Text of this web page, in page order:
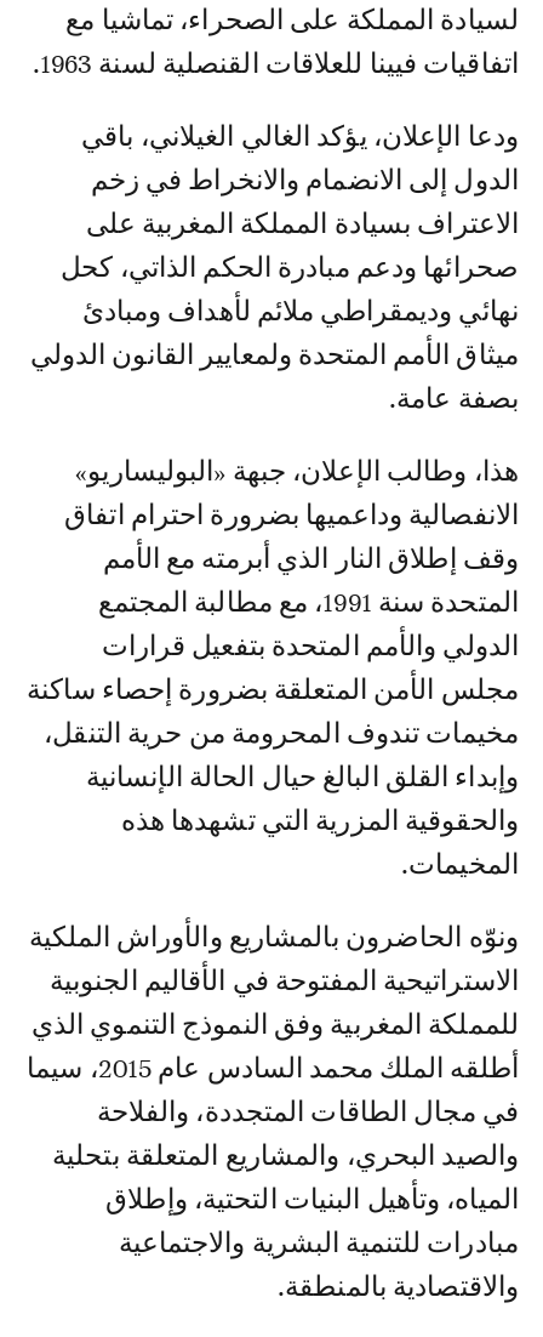
لسيادة المملكة على الصحراء، تماشيا مع
اتفاقيات فيينا للعلاقات القنصلية لسنة 1963.
ودعا الإعلان، يؤكد الغالي الغيلاني، باقي
الدول إلى الانضمام والانخراط في زخم
الاعتراف بسيادة المملكة المغربية على
صحرائها ودعم مبادرة الحكم الذاتي، كحل
نهائي وديمقراطي ملائم لأهداف ومبادئ
ميثاق الأمم المتحدة ولمعايير القانون الدولي
بصفة عامة.
هذا، وطالب الإعلان، جبهة «البوليساريو»
الانفصالية وداعميها بضرورة احترام اتفاق
وقف إطلاق النار الذي أبرمته مع الأمم
المتحدة سنة 1991، مع مطالبة المجتمع
الدولي والأمم المتحدة بتفعيل قرارات
مجلس الأمن المتعلقة بضرورة إحصاء ساكنة
مخيمات تندوف المحرومة من حرية التنقل،
وإبداء القلق البالغ حيال الحالة الإنسانية
والحقوقية المزرية التي تشهدها هذه
المخيمات.
ونوّه الحاضرون بالمشاريع والأوراش الملكية
الاستراتيحية المفتوحة في الأقاليم الجنوبية
للمملكة المغربية وفق النموذج التنموي الذي
أطلقه الملك محمد السادس عام 2015، سيما
في مجال الطاقات المتجددة، والفلاحة
والصيد البحري، والمشاريع المتعلقة بتحلية
المياه، وتأهيل البنيات التحتية، وإطلاق
مبادرات للتنمية البشرية والاجتماعية
والاقتصادية بالمنطقة.